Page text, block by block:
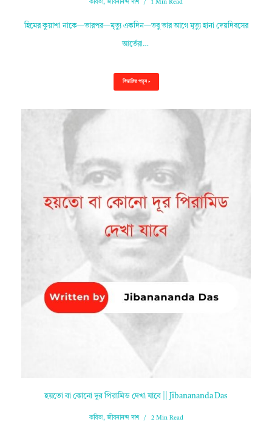
কবিতা,জীবনানন্দ দাশ 1 Min Read
হিমের কুয়াশা নাকে—তারপর—মৃত্যু একদিন—তবু তার আগে মৃত্যু হানা দেয়দিবসের
আর্তেরা…
বিস্তারিত পড়ুন »
হয়তো বা কোনো দূর পিরামিড দেখা যাবে || Jibanananda Das
কবিতা,জীবনানন্দ দাশ 2 Min Read